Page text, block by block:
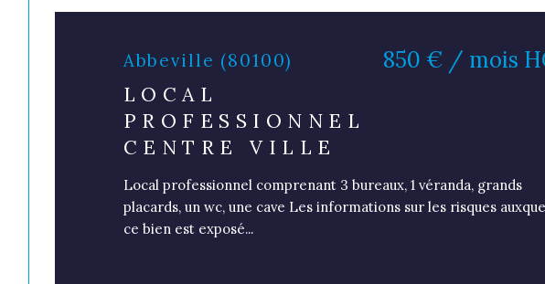
Abbeville (80100)
LOCAL
PROFESSIONNEL
CENTRE VILLE
850 € / mois
Local professionnel comprenant 3 bureaux, 1 véranda, grands
placards, un wc, une cave Les informations sur les risques
ce bien est exposé...